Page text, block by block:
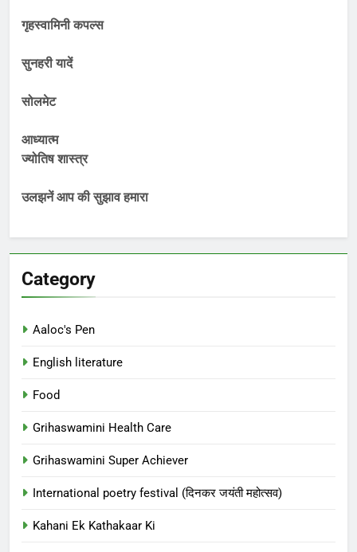
गृहस्वामिनी कपल्स
सुनहरी यादें
सोलमेट
आध्यात्म
ज्योतिष शास्त्र
उलझनें आप की सुझाव हमारा
Category
Aaloc's Pen
English literature
Food
Grihaswamini Health Care
Grihaswamini Super Achiever
International poetry festival (दिनकर जयंती महोत्सव)
Kahani Ek Kathakaar Ki